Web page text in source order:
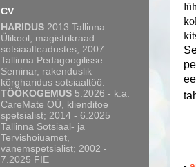
CV
HARIDUS 2013 Tallinna
Ülikool, magistrikraad
sotsiaalteadustes; 2007
Tallinna Pedagoogilisse
Seminar, rakenduslik
kõrgharidus sotsiaaltöö.
TÖÖKOGEMUS 5.2026 - k.a.
CareMate OÜ, klienditoe
spetsialist; 2014 - 6.2025
Tallinna Sotsiaal- ja
Tervishoiuamet,
vanemspetsialist; 2002 -
7.2025 FIE